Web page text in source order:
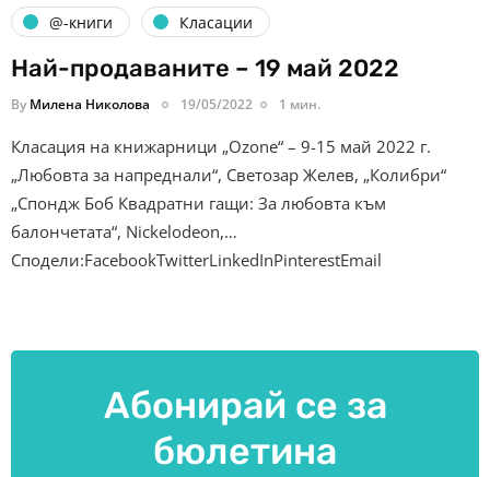
@-книги Класации
Най-продаваните – 19 май 2022
By Милена Николова 19/05/2022 1 мин.
Класация на книжарници „Ozone“ – 9-15 май 2022 г.
„Любовта за напреднали“, Светозар Желев, „Колибри“
„Спондж Боб Квадратни гащи: За любовта към
балончетата“, Nickelodeon,…
Сподели:FacebookTwitterLinkedInPinterestEmail
Абонирай се за
бюлетина